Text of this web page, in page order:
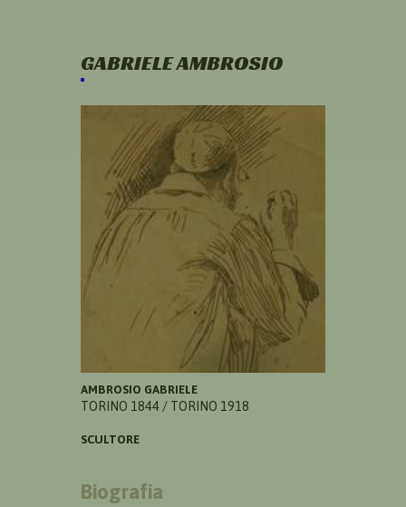
GABRIELE AMBROSIO
AMBROSIO GABRIELE
TORINO 1844 / TORINO 1918
SCULTORE
Biografia